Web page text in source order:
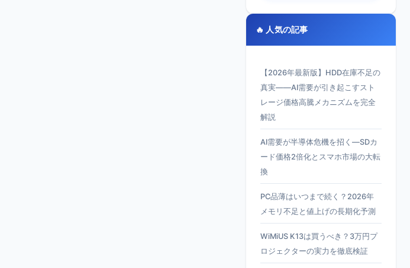
🔥 人気の記事
【2026年最新版】HDD在庫不足の
真実——AI需要が引き起こすスト
レージ価格高騰メカニズムを完全
解説
AI需要が半導体危機を招く—SDカ
ード価格2倍化とスマホ市場の大転
換
PC品薄はいつまで続く？2026年
メモリ不足と値上げの長期化予測
WiMiUS K13は買うべき？3万円プ
ロジェクターの実力を徹底検証